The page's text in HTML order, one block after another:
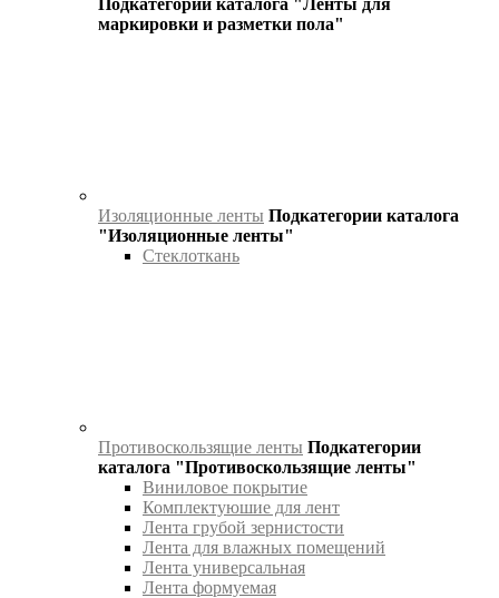
Подкатегории каталога "Ленты для
маркировки и разметки пола"
Изоляционные ленты Подкатегории каталога
"Изоляционные ленты"
Стеклоткань
Противоскользящие ленты Подкатегории
каталога "Противоскользящие ленты"
Виниловое покрытие
Комплектуюшие для лент
Лента грубой зернистости
Лента для влажных помещений
Лента универсальная
Лента формуемая